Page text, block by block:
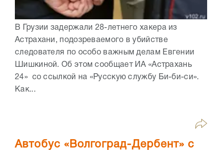
В Грузии задержали 28-летнего хакера из
Астрахани, подозреваемого в убийстве
следователя по особо важным делам Евгении
Шишкиной. Об этом сообщает ИА «Астрахань
24» со ссылкой на «Русскую службу Би-би-си».
Как...
Автобус «Волгоград-Дербент» с